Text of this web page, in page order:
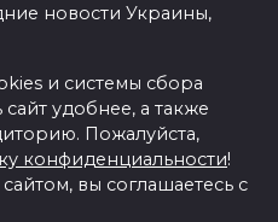
новости Украины,
и системы сбора
сайт удобнее, а также
Пожалуйста,
конфиденциальности!
вы соглашаетесь с